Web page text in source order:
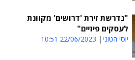
"נדרשת זירת 'דרושים' מקוונת
לעסקים פיזיים"
יוסי הטוני 22/06/2023 10:51